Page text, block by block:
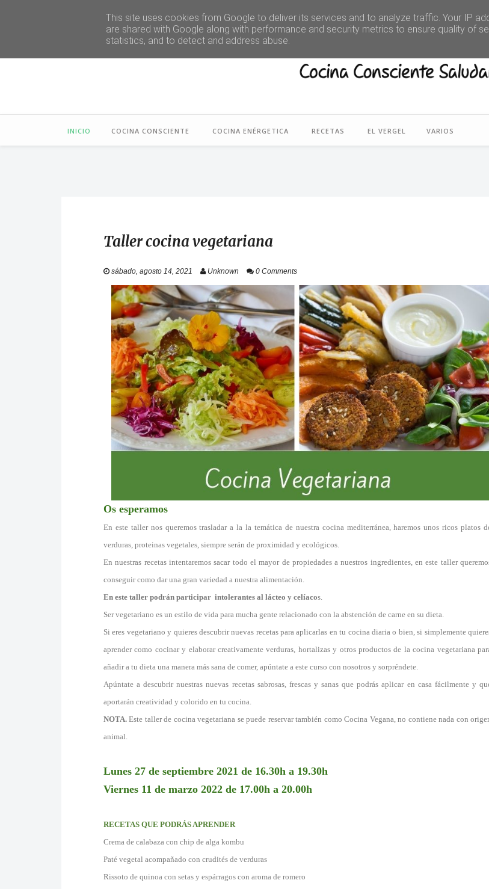
INICIO COCINA CONSCIENTE COCINA ENÉRGETICA RECETAS EL VERGEL VARIOS
Taller cocina vegetariana
sábado, agosto 14, 2021 Unknown 0 Comments
Os esperamos
En este taller nos queremos trasladar a la la temática de nuestra cocina mediterránea, haremos unos ricos platos
verduras, proteinas vegetales, siempre serán de proximidad y ecológicos.
En nuestras recetas intentaremos sacar todo el mayor de propiedades a nuestros ingredientes, en este taller
conseguir como dar una gran variedad a nuestra alimentación.
En este taller podrán participar intolerantes al lácteo y celíacos.
Ser vegetariano es un estilo de vida para mucha gente relacionado con la abstención de carne en su dieta.
Si eres vegetariano y quieres descubrir nuevas recetas para aplicarlas en tu cocina diaria o bien, si simplemente
aprender como cocinar y elaborar creativamente verduras, hortalizas y otros productos de la cocina vegetariana
añadir a tu dieta una manera más sana de comer, apúntate a este curso con nosotros y sorpréndete.
Apúntate a descubrir nuestras nuevas recetas sabrosas, frescas y sanas que podrás aplicar en casa fácilmente y
aportarán creatividad y colorido en tu cocina.
NOTA. Este taller de cocina vegetariana se puede reservar también como Cocina Vegana, no contiene nada con
animal.
Lunes 27 de septiembre 2021 de 16.30h a 19.30h
Viernes 11 de marzo 2022 de 17.00h a 20.00h
RECETAS QUE PODRÁS APRENDER
Crema de calabaza con chip de alga kombu
Paté vegetal acompañado con crudités de verduras
Rissoto de quinoa con setas y espárragos con aroma de romero
This site uses cookies from Google to deliver its services and to analyze traffic. Your IP
are shared with Google along with performance and security metrics to ensure quality of
statistics, and to detect and address abuse.